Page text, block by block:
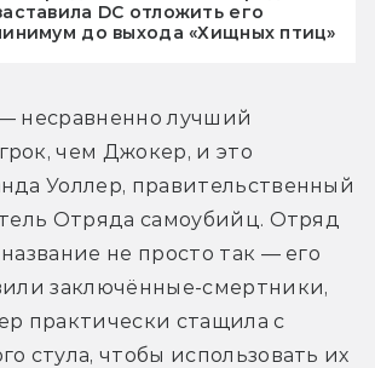
DC отложить его
до выхода «Хищных птиц»
несравненно лучший
чем Джокер, и это
Уоллер, правительственный
Отряда самоубийц. Отряд
не просто так — его
заключённые-смертники,
практически стащила с
стула, чтобы использовать их